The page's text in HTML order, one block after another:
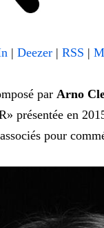
| Deezer| RSS |
par Arno
présentée en
pour